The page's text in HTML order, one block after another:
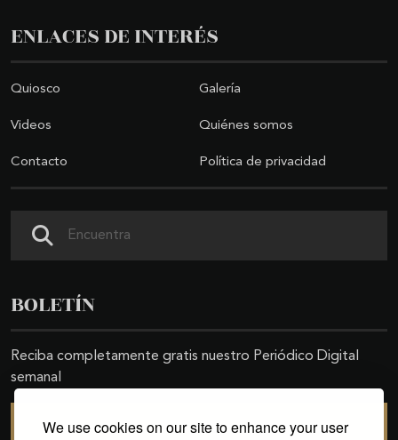
We use cookies on our site to enhance your user
ENLACES DE INTERÉS
Quiosco Galería
Videos Quiénes somos
Contacto Política de privacidad
BOLETÍN
Reciba completamente gratis nuestro Periódico Digital
semanal
SUSCRIBIRSE